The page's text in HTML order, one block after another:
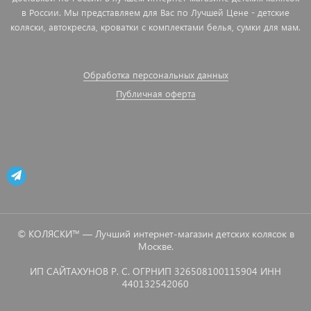
в России. Мы представляем для Вас по Лучшей Цене - детские
коляски, автокресла, кроватки с комплектами белья, сумки для мам.
Обработка персональных данных
Публичная оферта
© КОЛЯСКИ™ — Лучший интернет-магазин детских колясок в
Москве.
ИП САЙТАХУНОВ Р. С. ОГРНИП 326508100115904 ИНН
440132542060